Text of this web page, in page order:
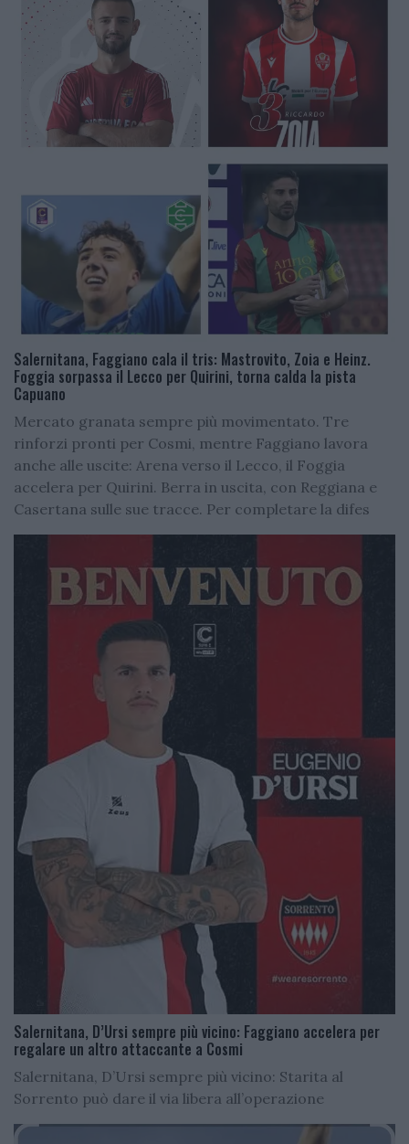
Salernitana, Faggiano cala il tris: Mastrovito, Zoia e Heinz.
Foggia sorpassa il Lecco per Quirini, torna calda la pista
Capuano
Mercato granata sempre più movimentato. Tre
rinforzi pronti per Cosmi, mentre Faggiano lavora
anche alle uscite: Arena verso il Lecco, il Foggia
accelera per Quirini. Berra in uscita, con Reggiana e
Casertana sulle sue tracce. Per completare la difes
Salernitana, D’Ursi sempre più vicino: Faggiano accelera per
regalare un altro attaccante a Cosmi
Salernitana, D’Ursi sempre più vicino: Starita al
Sorrento può dare il via libera all’operazione